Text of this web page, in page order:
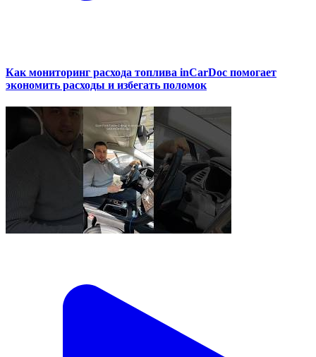
Как мониторинг расхода топлива inCarDoc помогает
экономить расходы и избегать поломок